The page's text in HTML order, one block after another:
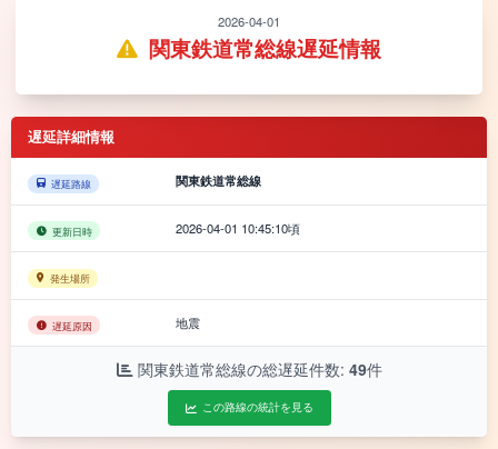
2026-04-01
関東鉄道常総線遅延情報
遅延詳細情報
遅延路線 関東鉄道常総線
更新日時 2026-04-01 10:45:10頃
発生場所
遅延原因 地震
関東鉄道常総線の総遅延件数: 49件
この路線の統計を見る